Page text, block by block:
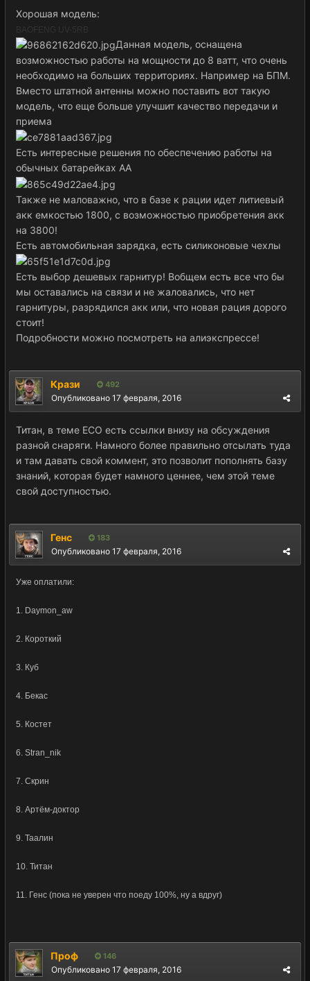
Хорошая модель:
Данная модель, оснащена
возможностью работы на мощности до 8 ватт, что очень
необходимо на больших территориях. Например на БПМ.
Вместо штатной антенны можно поставить вот такую
модель, что еще больше улучшит качество передачи и
приема
Есть интересные решения по обеспечению работы на
обычных батарейках АА
Также не маловажно, что в базе к рации идет литиевый
акк емкостью 1800, с возможностью приобретения акк
на 3800!
Есть автомобильная зарядка, есть силиконовые чехлы
Есть выбор дешевых гарнитур! Вобщем есть все что бы
мы оставались на связи и не жаловались, что нет
гарнитуры, разрядился акк или, что новая рация дорого
стоит!
Подробности можно посмотреть на алиэкспрессе!
Крази 492
Опубликовано 17 февраля, 2016
Титан, в теме ЕСО есть ссылки внизу на обсуждения
разной снаряги. Намного более правильно отсылать туда
и там давать свой коммент, это позволит пополнять базу
знаний, которая будет намного ценнее, чем этой теме
свой доступностью.
Генс 183
Опубликовано 17 февраля, 2016
Уже оплатили:
1. Daymon_aw
2. Короткий
3. Куб
4. Бекас
5. Костет
6. Stran_nik
7. Скрин
8. Артём-доктор
9. Таалин
10. Титан
11. Генс (пока не уверен что поеду 100%, ну а вдруг)
Проф 146
Опубликовано 17 февраля, 2016